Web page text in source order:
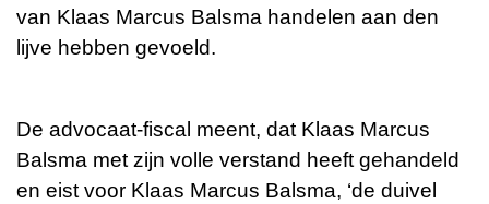
van Klaas Marcus Balsma handelen aan den
lijve hebben gevoeld.
De advocaat-fiscal meent, dat Klaas Marcus
Balsma met zijn volle verstand heeft gehandeld
en eist voor Klaas Marcus Balsma, ‘de duivel